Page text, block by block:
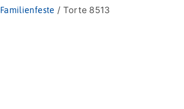
Familienfeste / Torte 8513